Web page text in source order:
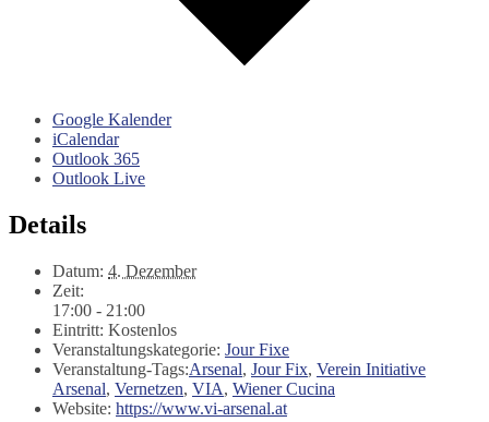
Google Kalender
iCalendar
Outlook 365
Outlook Live
Details
Datum: 4. Dezember
Zeit:
17:00 - 21:00
Eintritt: Kostenlos
Veranstaltungskategorie: Jour Fixe
Veranstaltung-Tags:Arsenal, Jour Fix, Verein Initiative
Arsenal, Vernetzen, VIA, Wiener Cucina
Website: https://www.vi-arsenal.at